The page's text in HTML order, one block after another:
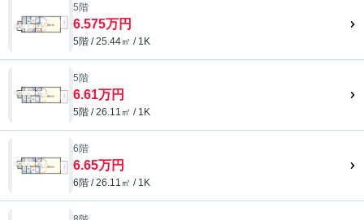
5階
6.575万円
5階 / 25.44㎡ / 1K
5階
6.61万円
5階 / 26.11㎡ / 1K
6階
6.65万円
6階 / 26.11㎡ / 1K